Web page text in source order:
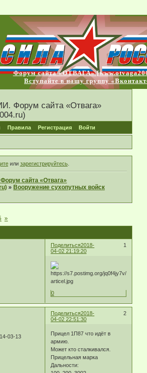
Форум сайта «ОТВАГА»
Вступайте в нашу группу
Форум сайта «Отвага»
Правила Регистрация Войти
или зарегистрируйтесь.
сайта «Отвага»
» Вооружение сухопутных войск
»
Поделиться 1
2018-
04-02 21:19:20
0
Поделиться 2
2018-
04-02 22:51:30
03-13
Прицел 1П87 что идёт в
армию.
Может кто сталкивался.
Прицельная марка
Дальности: